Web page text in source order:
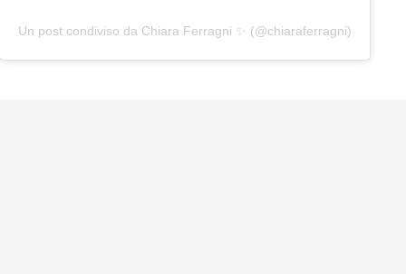
Un post condiviso da Chiara Ferragni ✨ (@chiaraferragni)